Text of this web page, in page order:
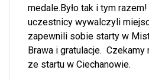
medale.Było tak i tym
uczestnicy wywalczyli
zapewnili sobie starty w
Brawa i gratulacje. Czekamy
ze startu w Ciechanowie.